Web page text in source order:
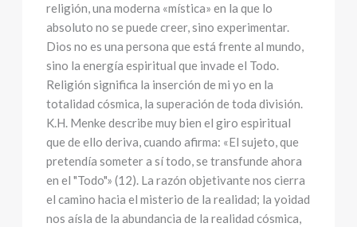
religión, una moderna «mística» en la que lo
absoluto no se puede creer, sino experimentar.
Dios no es una persona que está frente al mundo,
sino la energía espiritual que invade el Todo.
Religión significa la inserción de mi yo en la
totalidad cósmica, la superación de toda división.
K.H. Menke describe muy bien el giro espiritual
que de ello deriva, cuando afirma: «El sujeto, que
pretendía someter a sí todo, se transfunde ahora
en el "Todo"» (12). La razón objetivante nos cierra
el camino hacia el misterio de la realidad; la yoidad
nos aísla de la abundancia de la realidad cósmica,